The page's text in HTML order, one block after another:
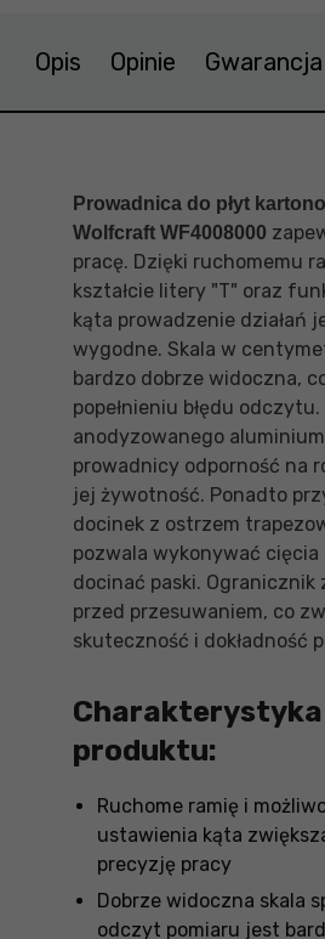
Opis Opinie Gwarancja
Prowadnica do płyt
Wolfcraft WF4008000
pracę. Dzięki ruchomemu
kształcie litery "T" oraz
kąta prowadzenie działań
wygodne. Skala w
bardzo dobrze widoczna,
popełnieniu błędu
anodyzowanego
prowadnicy odporność na
jej żywotność. Ponadto
docinek z ostrzem
pozwala wykonywać cięcia
docinać paski. Ogranicznik
przed przesuwaniem, co
skuteczność i dokładność
Charakterystyka
produktu:
Ruchome ramię i
ustawienia kąta
precyzję pracy
Dobrze widoczna skala
odczyt pomiaru jest